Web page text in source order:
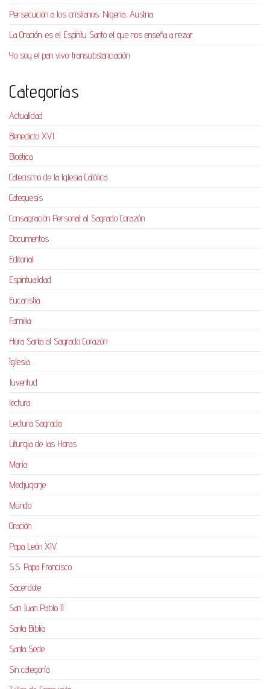
Persecución a los cristianos: Nigeria, Austria
La Oración: es el Espíritu Santo el que nos enseña a rezar.
Yo soy el pan vivo: transubstanciación
Categorías
Actualidad
Benedicto XVI
Bioética
Catecismo de la Iglesia Católica
Catequesis
Consagración Personal al Sagrado Corazón
Documentos
Editorial
Espiritualidad
Eucaristía
Familia
Hora Santa al Sagrado Corazón
Iglesia
Juventud
lectura
Lectura Sagrada
Liturgia de las Horas
María
Medjugorje
Mundo
Oración
Papa León XIV
S.S. Papa Francisco
Sacerdote
San Juan Pablo II
Santa Biblia
Santa Sede
Sin categoría